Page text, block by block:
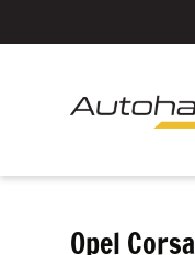
Opel Corsa